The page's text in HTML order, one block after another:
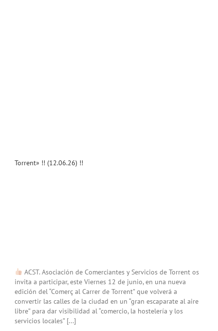
Torrent» !! (12.06.26) !!
ACST. Asociación de Comerciantes y Servicios de Torrent os
invita a participar, este Viernes 12 de junio, en una nueva
edición del “Comerç al Carrer de Torrent” que volverá a
convertir las calles de la ciudad en un “gran escaparate al aire
libre” para dar visibilidad al “comercio, la hostelería y los
servicios locales” [...]